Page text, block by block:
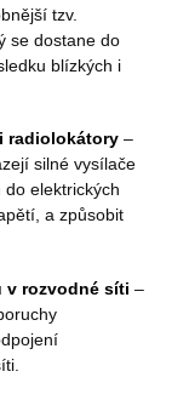
tzv.
se dostane do
blízkých i
radiolokátory –
silné vysílače
elektrických
a způsobit
v rozvodné síti –